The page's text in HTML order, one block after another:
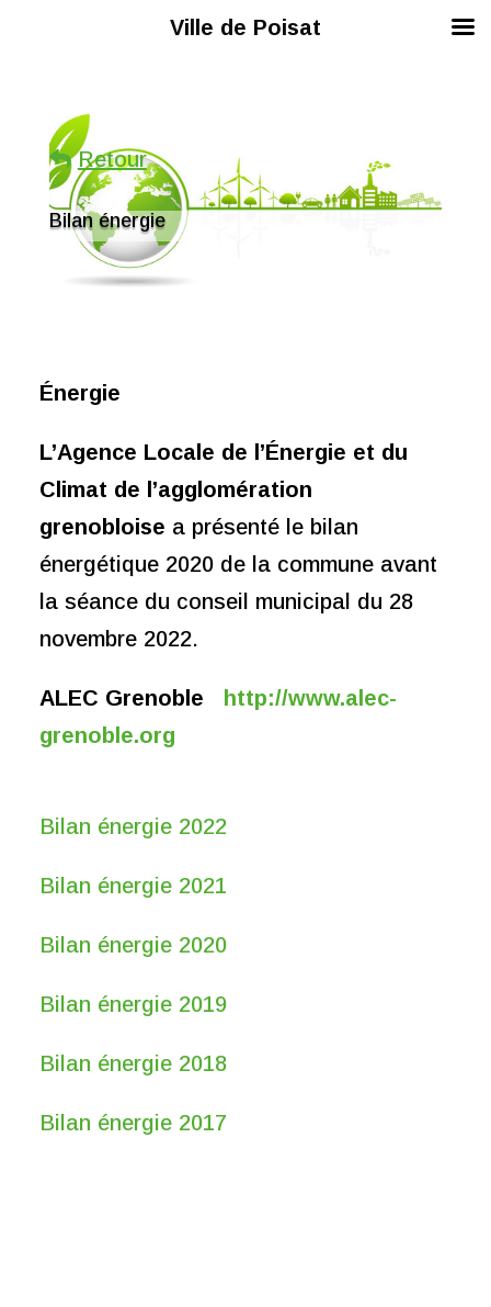
Retour
Bilan énergie
Énergie
L’Agence Locale de l’Énergie et du
Climat de l’agglomération
grenobloise a présenté le bilan
énergétique 2020 de la commune avant
la séance du conseil municipal du 28
novembre 2022.
ALEC Grenoble
http://www.alec-
grenoble.org
Bilan énergie 2022
Bilan énergie 2021
Bilan énergie 2020
Bilan énergie 2019
Bilan énergie 2018
Bilan énergie 2017
Ville de Poisat